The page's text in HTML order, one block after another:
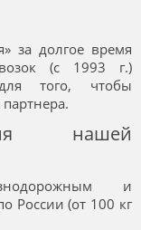
за долгое время
(с 1993 г.)
того, чтобы
нашей
и
России (от 100 кг